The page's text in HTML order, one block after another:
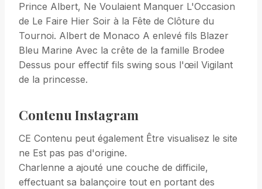
Prince Albert, Ne Voulaient Manquer L'Occasion
de Le Faire Hier Soir à la Fête de Clôture du
Tournoi. Albert de Monaco A enlevé fils Blazer
Bleu Marine Avec la crête de la famille Brodee
Dessus pour effectif fils swing sous l'œil Vigilant
de la princesse.
Contenu Instagram
CE Contenu peut également Être visualisez le site
ne Est pas pas d'origine.
Charlenne a ajouté une couche de difficile,
effectuant sa balançoire tout en portant des